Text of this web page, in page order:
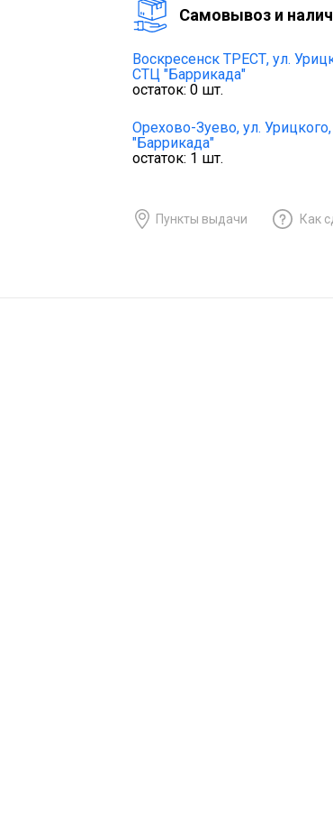
Cамовывоз и
Воскресенск ТРЕСТ, ул.
СТЦ "Баррикада"
остаток: 0 шт.
Орехово-Зуево, ул.
"Баррикада"
остаток: 1 шт.
Пункты выдачи Как